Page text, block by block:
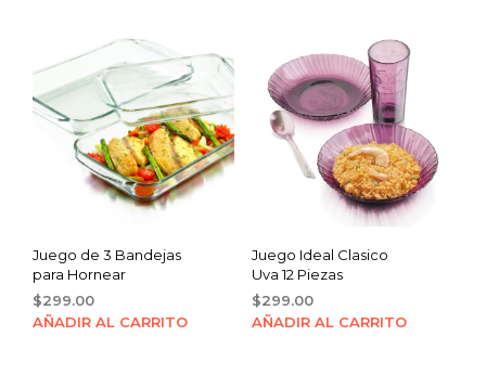
Juego de 3 Bandejas
para Hornear
$299.00
AÑADIR AL CARRITO
Juego Ideal Clasico
Uva 12 Piezas
$299.00
AÑADIR AL CARRITO